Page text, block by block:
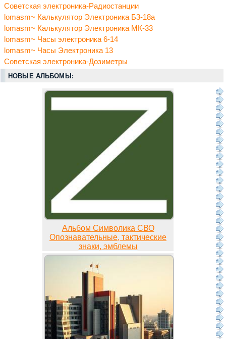
Советская электроника-Радиостанции
lomasm~ Калькулятор Электроника Б3-18а
lomasm~ Калькулятор Электроника МК-33
lomasm~ Часы электроника 6-14
lomasm~ Часы Электроника 13
Советская электроника-Дозиметры
НОВЫЕ АЛЬБОМЫ:
Альбом Символика СВО
Опознавательные, тактические
знаки, эмблемы